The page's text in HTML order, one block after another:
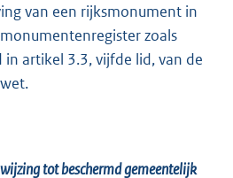
van een rijksmonument in
zoals
in artikel 3.3, vijfde lid, van de
tot beschermd gemeentelijk